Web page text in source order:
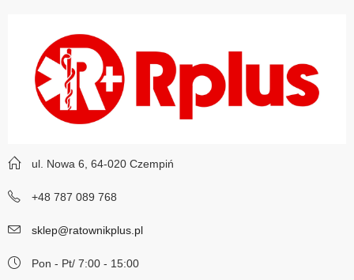
ul. Nowa 6, 64-020 Czempiń
+48 787 089 768
sklep@ratownikplus.pl
Pon - Pt/ 7:00 - 15:00